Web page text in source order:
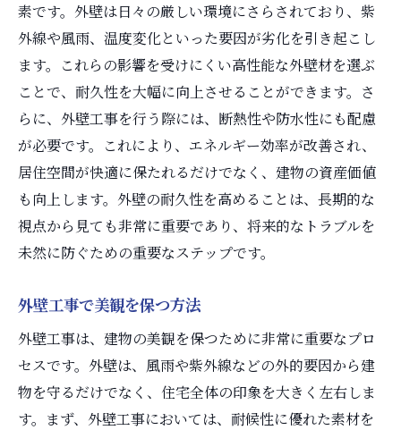
外壁リフォームの効果的な方法
外壁工事が家の寿命を延ばす
外壁リフォームで快適な住環境を実現
外壁工事で家を守るためのコツ
外壁リフォームの基本と実践法
外壁工事で注意すべき点を解説
外壁工事のよくあるトラブルと対策
外壁工事で失敗しないための注意点
外壁工事で確認すべき施工の安全性
外壁工事での失敗を防ぐための知識
外壁工事の注意点とその対策
外壁の美観を保つ秘訣
外壁工事で美しさを長持ちさせる方法
素です。外壁は日々の厳しい環境にさらされており、紫
外線や風雨、温度変化といった要因が劣化を引き起こし
ます。これらの影響を受けにくい高性能な外壁材を選ぶ
ことで、耐久性を大幅に向上させることができます。さ
らに、外壁工事を行う際には、断熱性や防水性にも配慮
が必要です。これにより、エネルギー効率が改善され、
居住空間が快適に保たれるだけでなく、建物の資産価値
も向上します。外壁の耐久性を高めることは、長期的な
視点から見ても非常に重要であり、将来的なトラブルを
未然に防ぐための重要なステップです。
外壁工事で美観を保つ方法
外壁工事は、建物の美観を保つために非常に重要なプロ
セスです。外壁は、風雨や紫外線などの外的要因から建
物を守るだけでなく、住宅全体の印象を大きく左右しま
す。まず、外壁工事においては、耐候性に優れた素材を